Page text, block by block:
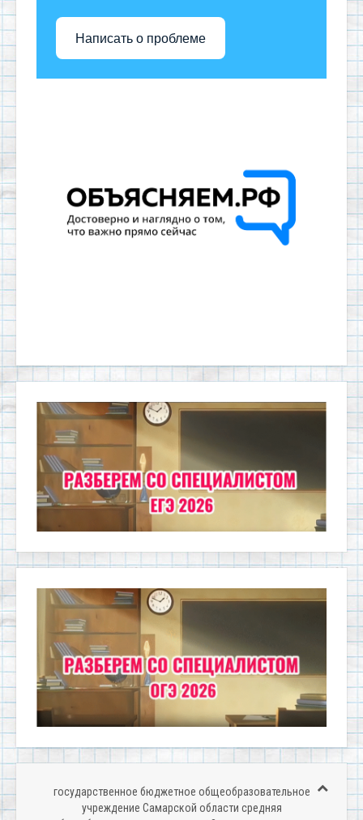
Написать о проблеме
государственное бюджетное общеобразовательное
учреждение Самарской области средняя